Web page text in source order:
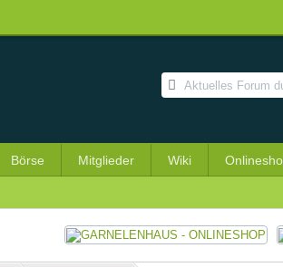
Börse Mitglieder Wiki